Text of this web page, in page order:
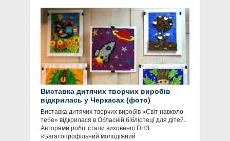
Виставка дитячих творчих виробів
відкрилась у Черкасах (фото)
Виставка дитячих творчих виробів «Світ навколо
тебе» відкрилася в Обласній бібліотеці для дітей.
Авторами робіт стали вихованці ПНЗ
«Багатопрофільний молодіжний